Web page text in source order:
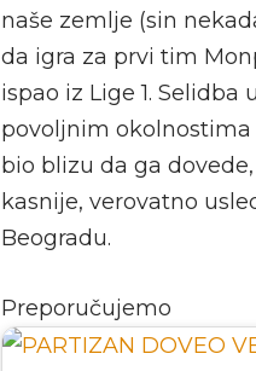
naše zemlje (sin
da igra za prvi tim
ispao iz Lige 1.
povoljnim okolnostima
bio blizu da ga
kasnije, verovatno
Beogradu.
Preporučujemo